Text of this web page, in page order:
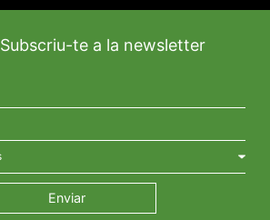
Subscriu-te a la newsletter